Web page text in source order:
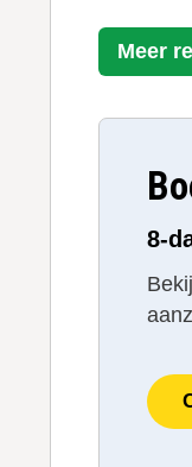
Meer
8-